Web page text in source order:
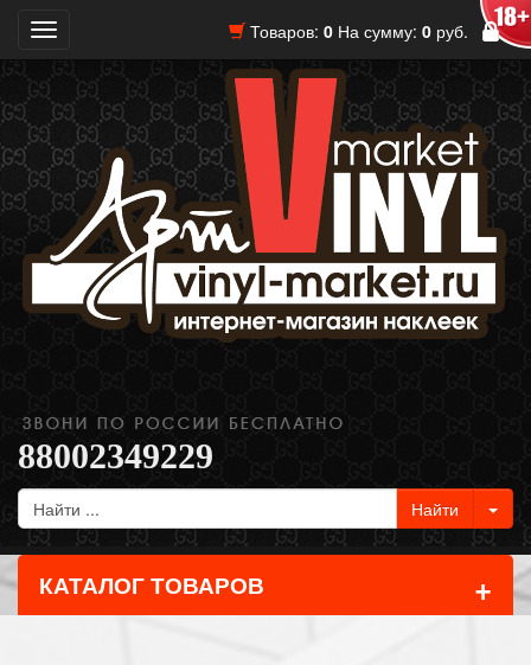
Товаров: 0 На сумму: 0 руб.
Toggle
navigation
88002349229
КАТАЛОГ ТОВАРОВ +